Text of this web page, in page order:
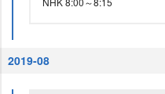
2019-08